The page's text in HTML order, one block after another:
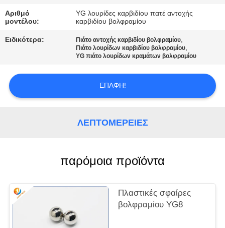
ΕΙΔΉΣΕΙΣ
ΠΕΡΙΠΤΏΣΕΙΣ
ΖΗΤΉΣΤΕ
ΈΝΑ
POLICY
Αριθμό
μοντέλου:
YG λουρίδες καρβιδίου πατέ αντοχής
καρβιδίου βολφραμίου
Ειδικότερα: Πιάτο αντοχής καρβιδίου βολφραμίου,
Πιάτο λουρίδων καρβιδίου βολφραμίου,
YG πιάτο λουρίδων κραμάτων βολφραμίου
ΕΠΑΦΉ!
ΛΕΠΤΟΜΈΡΕΙΕΣ
παρόμοια προϊόντα
Πλαστικές σφαίρες
βολφραμίου YG8